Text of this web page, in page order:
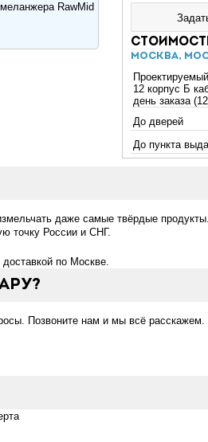
Москва,
12 корпус Б
день заказа
До дверей
До пункта
RawMid
даже самые твёрдые
точку России и СНГ.
по Москве.
Позвоните нам и мы всё расскажем.